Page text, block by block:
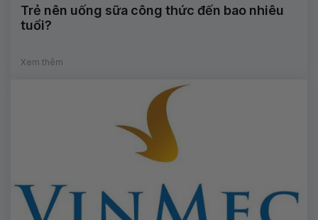
Trẻ nên uống sữa công thức đến bao nhiêu
tuổi?
Xem thêm